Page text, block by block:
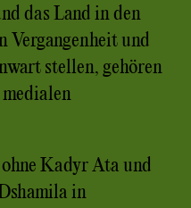
das Land in den
Vergangenheit und
stellen, gehören
Kadyr Ata und
in